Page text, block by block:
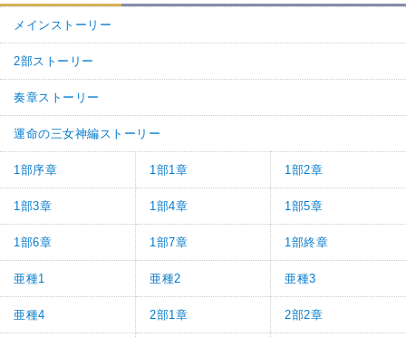
メインストーリー
2部ストーリー
奏章ストーリー
運命の三女神編ストーリー
1部序章 1部1章 1部2章
1部3章 1部4章 1部5章
1部6章 1部7章 1部終章
亜種1 亜種2 亜種3
亜種4 2部1章 2部2章